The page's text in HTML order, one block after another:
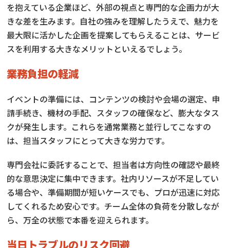
を抱えている企業ほど、外部の視点と専門的な企画力が大
きな差を生みます。自社の強みを理解したうえで、魅力を
最大限に活かした企画を提案してもらえることは、サービ
スを利用する大きなメリットといえるでしょう。
業務負担の軽減
イベントの準備には、コンテンツの検討や会場の選定、申
請手続き、機材の手配、スタッフの確保など、膨大なタス
クが発生します。これらを通常業務と並行してこなすの
は、担当スタッフにとって大きな労力です。
専門会社に委託することで、担当者は方向性の確認や最終
的な意思決定に集中できます。社内リソースが不足してい
る場合や、準備期間が短いケースでも、プロが迅速に対応
してくれるため安心です。チーム全体の負荷を分散しなが
ら、万全の状態で本番を迎えられます。
当日トラブルのリスク回避